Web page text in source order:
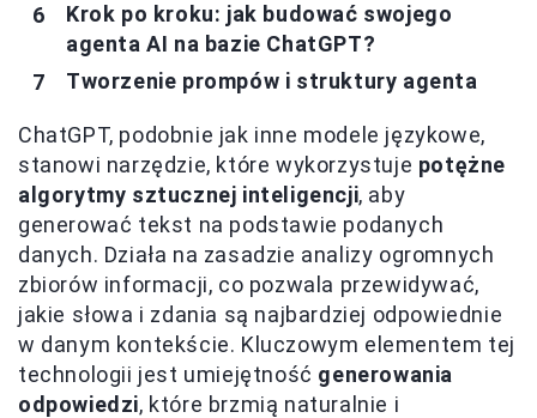
Krok po kroku: jak budować swojego
agenta AI na bazie ChatGPT?
Tworzenie prompów i struktury agenta
ChatGPT, podobnie jak inne modele językowe,
stanowi narzędzie, które wykorzystuje potężne
algorytmy sztucznej inteligencji, aby
generować tekst na podstawie podanych
danych. Działa na zasadzie analizy ogromnych
zbiorów informacji, co pozwala przewidywać,
jakie słowa i zdania są najbardziej odpowiednie
w danym kontekście. Kluczowym elementem tej
technologii jest umiejętność generowania
odpowiedzi, które brzmią naturalnie i